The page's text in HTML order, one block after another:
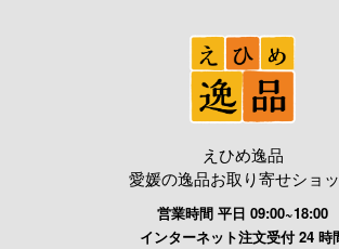
えひめ逸品
愛媛の逸品お取り寄せショ
営業時間 平日 09:00~18:00
インターネット注文受付 24 時